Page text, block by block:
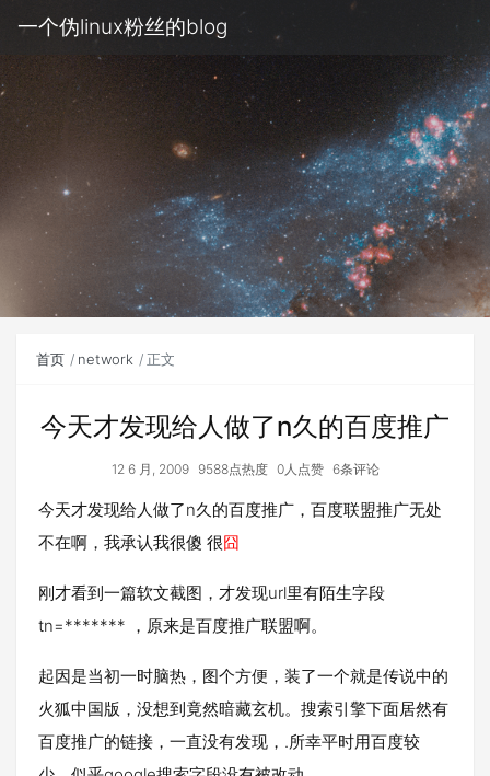
一个伪linux粉丝的blog
首页 network 正文
今天才发现给人做了n久的百度推广
12 6 月, 2009 9588点热度 0人点赞 6条评论
今天才发现给人做了n久的百度推广，百度联盟推广无处
不在啊，我承认我很傻 很囧
刚才看到一篇软文截图，才发现url里有陌生字段
tn=******* ，原来是百度推广联盟啊。
起因是当初一时脑热，图个方便，装了一个就是传说中的
火狐中国版，没想到竟然暗藏玄机。搜索引擎下面居然有
百度推广的链接，一直没有发现，.所幸平时用百度较